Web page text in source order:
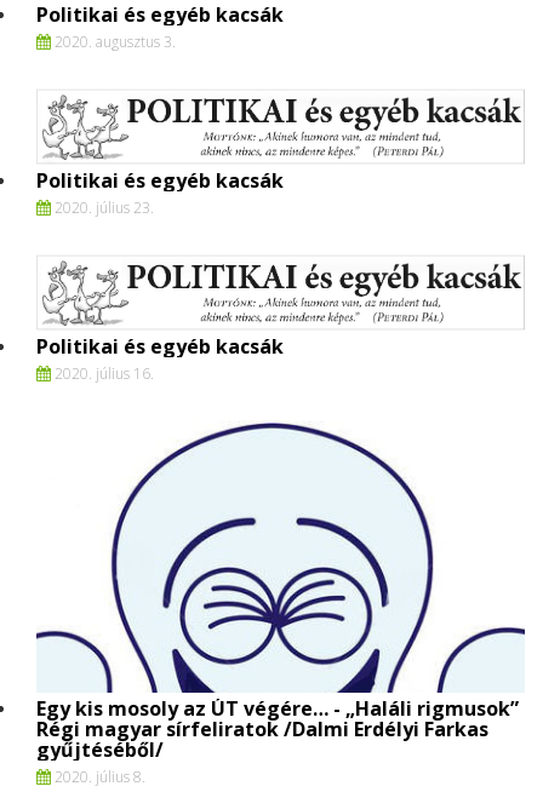
Politikai és egyéb kacsák
2020. augusztus 3.
Politikai és egyéb kacsák
2020. július 23.
Politikai és egyéb kacsák
2020. július 16.
Egy kis mosoly az ÚT végére… - „Haláli rigmusok”
Régi magyar sírfeliratok /Dalmi Erdélyi Farkas
gyűjtéséből/
2020. július 8.